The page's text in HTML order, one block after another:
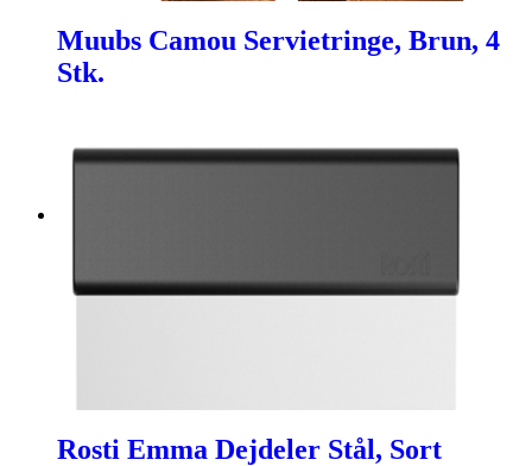
Muubs Camou Servietringe, Brun, 4
Stk.
Rosti Emma Dejdeler Stål, Sort